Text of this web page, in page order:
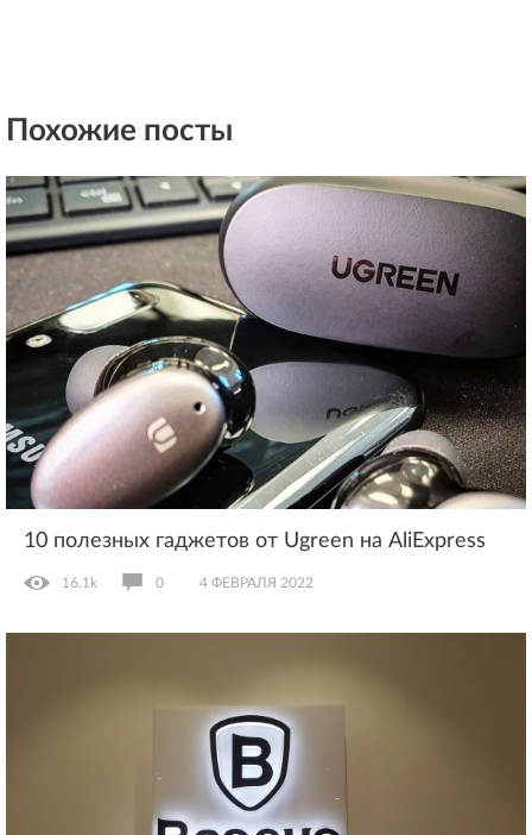
Похожие посты
10 полезных гаджетов от Ugreen на AliExpress
16.1k 0 4 ФЕВРАЛЯ 2022